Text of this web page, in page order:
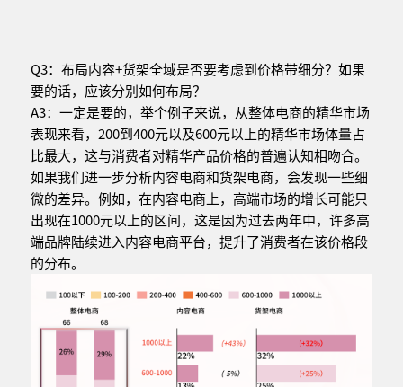
Q3：布局内容+货架全域是否要考虑到价格带细分？如果
要的话，应该分别如何布局？
A3：一定是要的，举个例子来说，从整体电商的精华市场
表现来看，200到400元以及600元以上的精华市场体量占
比最大，这与消费者对精华产品价格的普遍认知相吻合。
如果我们进一步分析内容电商和货架电商，会发现一些细
微的差异。例如，在内容电商上，高端市场的增长可能只
出现在1000元以上的区间，这是因为过去两年中，许多高
端品牌陆续进入内容电商平台，提升了消费者在该价格段
的分布。